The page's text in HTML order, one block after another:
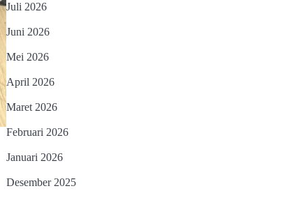
Juli 2026
Juni 2026
Mei 2026
April 2026
Maret 2026
Februari 2026
Januari 2026
Desember 2025